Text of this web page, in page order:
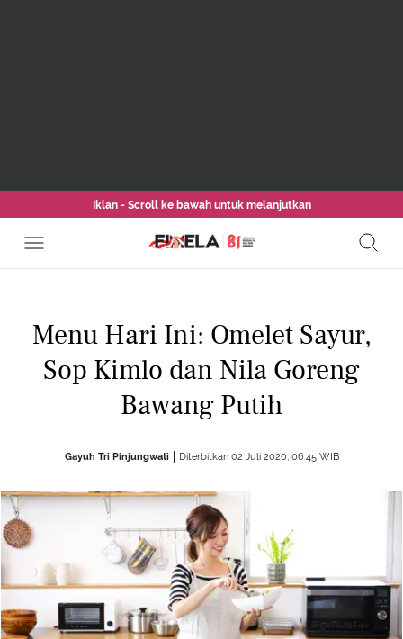
Iklan - Scroll ke bawah untuk melanjutkan
Menu Hari Ini: Omelet Sayur,
Sop Kimlo dan Nila Goreng
Bawang Putih
Gayuh Tri Pinjungwati Diterbitkan 02 Juli 2020, 06:45 WIB